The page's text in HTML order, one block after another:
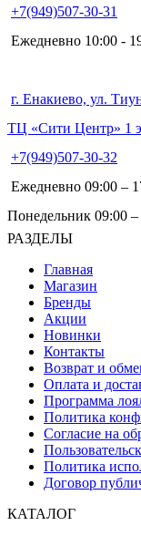
+7(949)507-30-31
Ежедневно 10:00 -
г. Енакиево, ул.
ТЦ «Сити Центр» 1
+7(949)507-30-32
Ежедневно 09:00 –
Понедельник 09:00 –
РАЗДЕЛЫ
Главная
Магазин
Бренды
Акции
Новинки
Контакты
Возврат и
Оплата и
Программа
Политика
Согласие на
Политика
Договор
КАТАЛОГ